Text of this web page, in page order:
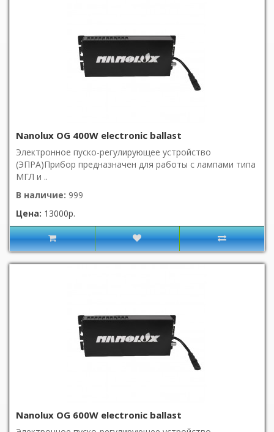
Nanolux OG 400W electronic ballast
Электронное пуско-регулирующее устройство
(ЭПРА)Прибор предназначен для работы с лампами типа
МГЛ и ..
В наличие: 999
Цена: 13000р.
Nanolux OG 600W electronic ballast